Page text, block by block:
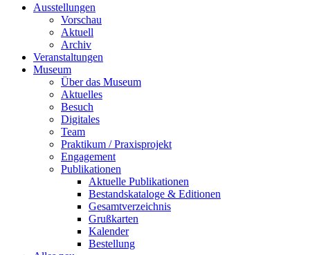
Ausstellungen
Vorschau
Aktuell
Archiv
Veranstaltungen
Museum
Über das Museum
Aktuelles
Besuch
Digitales
Team
Praktikum / Praxisprojekt
Engagement
Publikationen
Aktuelle Publikationen
Bestandskataloge & Editionen
Gesamtverzeichnis
Grußkarten
Kalender
Bestellung